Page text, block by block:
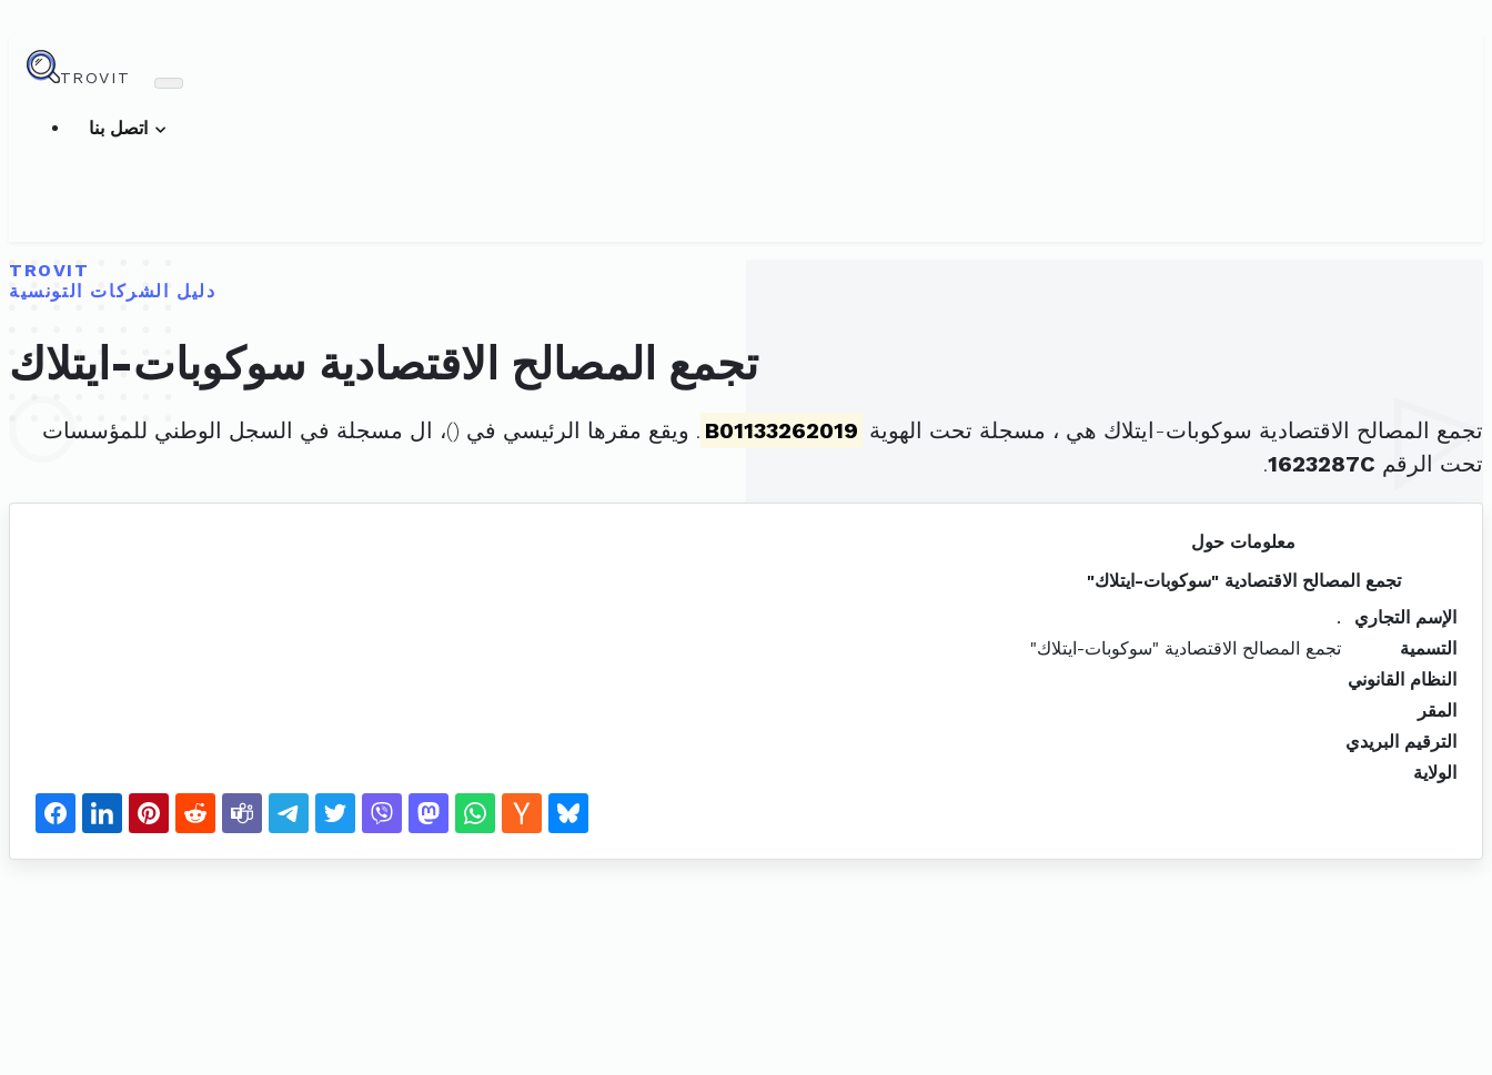
TROVIT
TROVIT
دليل الشركات التونسية
تجمع المصالح الاقتصادية سوكوبات-ايتلاك
تجمع المصالح الاقتصادية سوكوبات-ايتلاك هي ، مسجلة تحت الهوية B01133262019 . ويقع مقرها الرئيسي في ()، ال مسجلة في السجل الوطني للمؤسسات
تحت الرقم 1623287C
.
معلومات حول
تجمع المصالح الاقتصادية "سوكوبات-ايتلاك"
الإسم التجاري
.
التسمية
تجمع المصالح الاقتصادية "سوكوبات-ايتلاك"
النظام القانوني
المقر
الترقيم البريدي
الولاية